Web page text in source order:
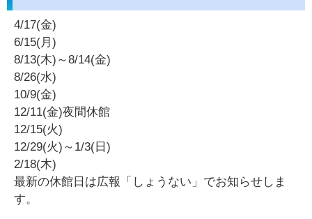
4/17(金)
6/15(月)
8/13(木)～8/14(金)
8/26(水)
10/9(金)
12/11(金)夜間休館
12/15(火)
12/29(火)～1/3(日)
2/18(木)
最新の休館日は広報「しょうない」でお知らせしま
す。